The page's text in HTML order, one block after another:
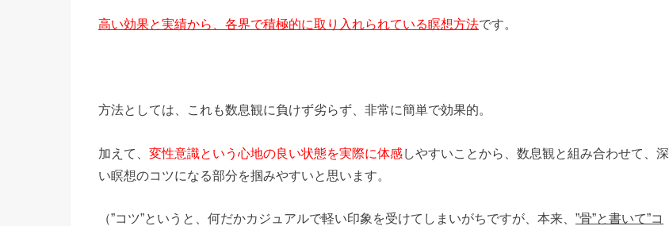
高い効果と実績から、各界で積極的に取り入れられている瞑想方法です。
方法としては、これも数息観に負けず劣らず、非常に簡単で効果的。
加えて、 変性意識という心地の良い状態を実際に体感しやすいことから、数息観と組み合わせて、深
い瞑想のコツになる部分を掴みやすいと思います。
（”コツ”というと、何だかカジュアルで軽い印象を受けてしまいがちですが、本来、 ”骨”と書いて”コ